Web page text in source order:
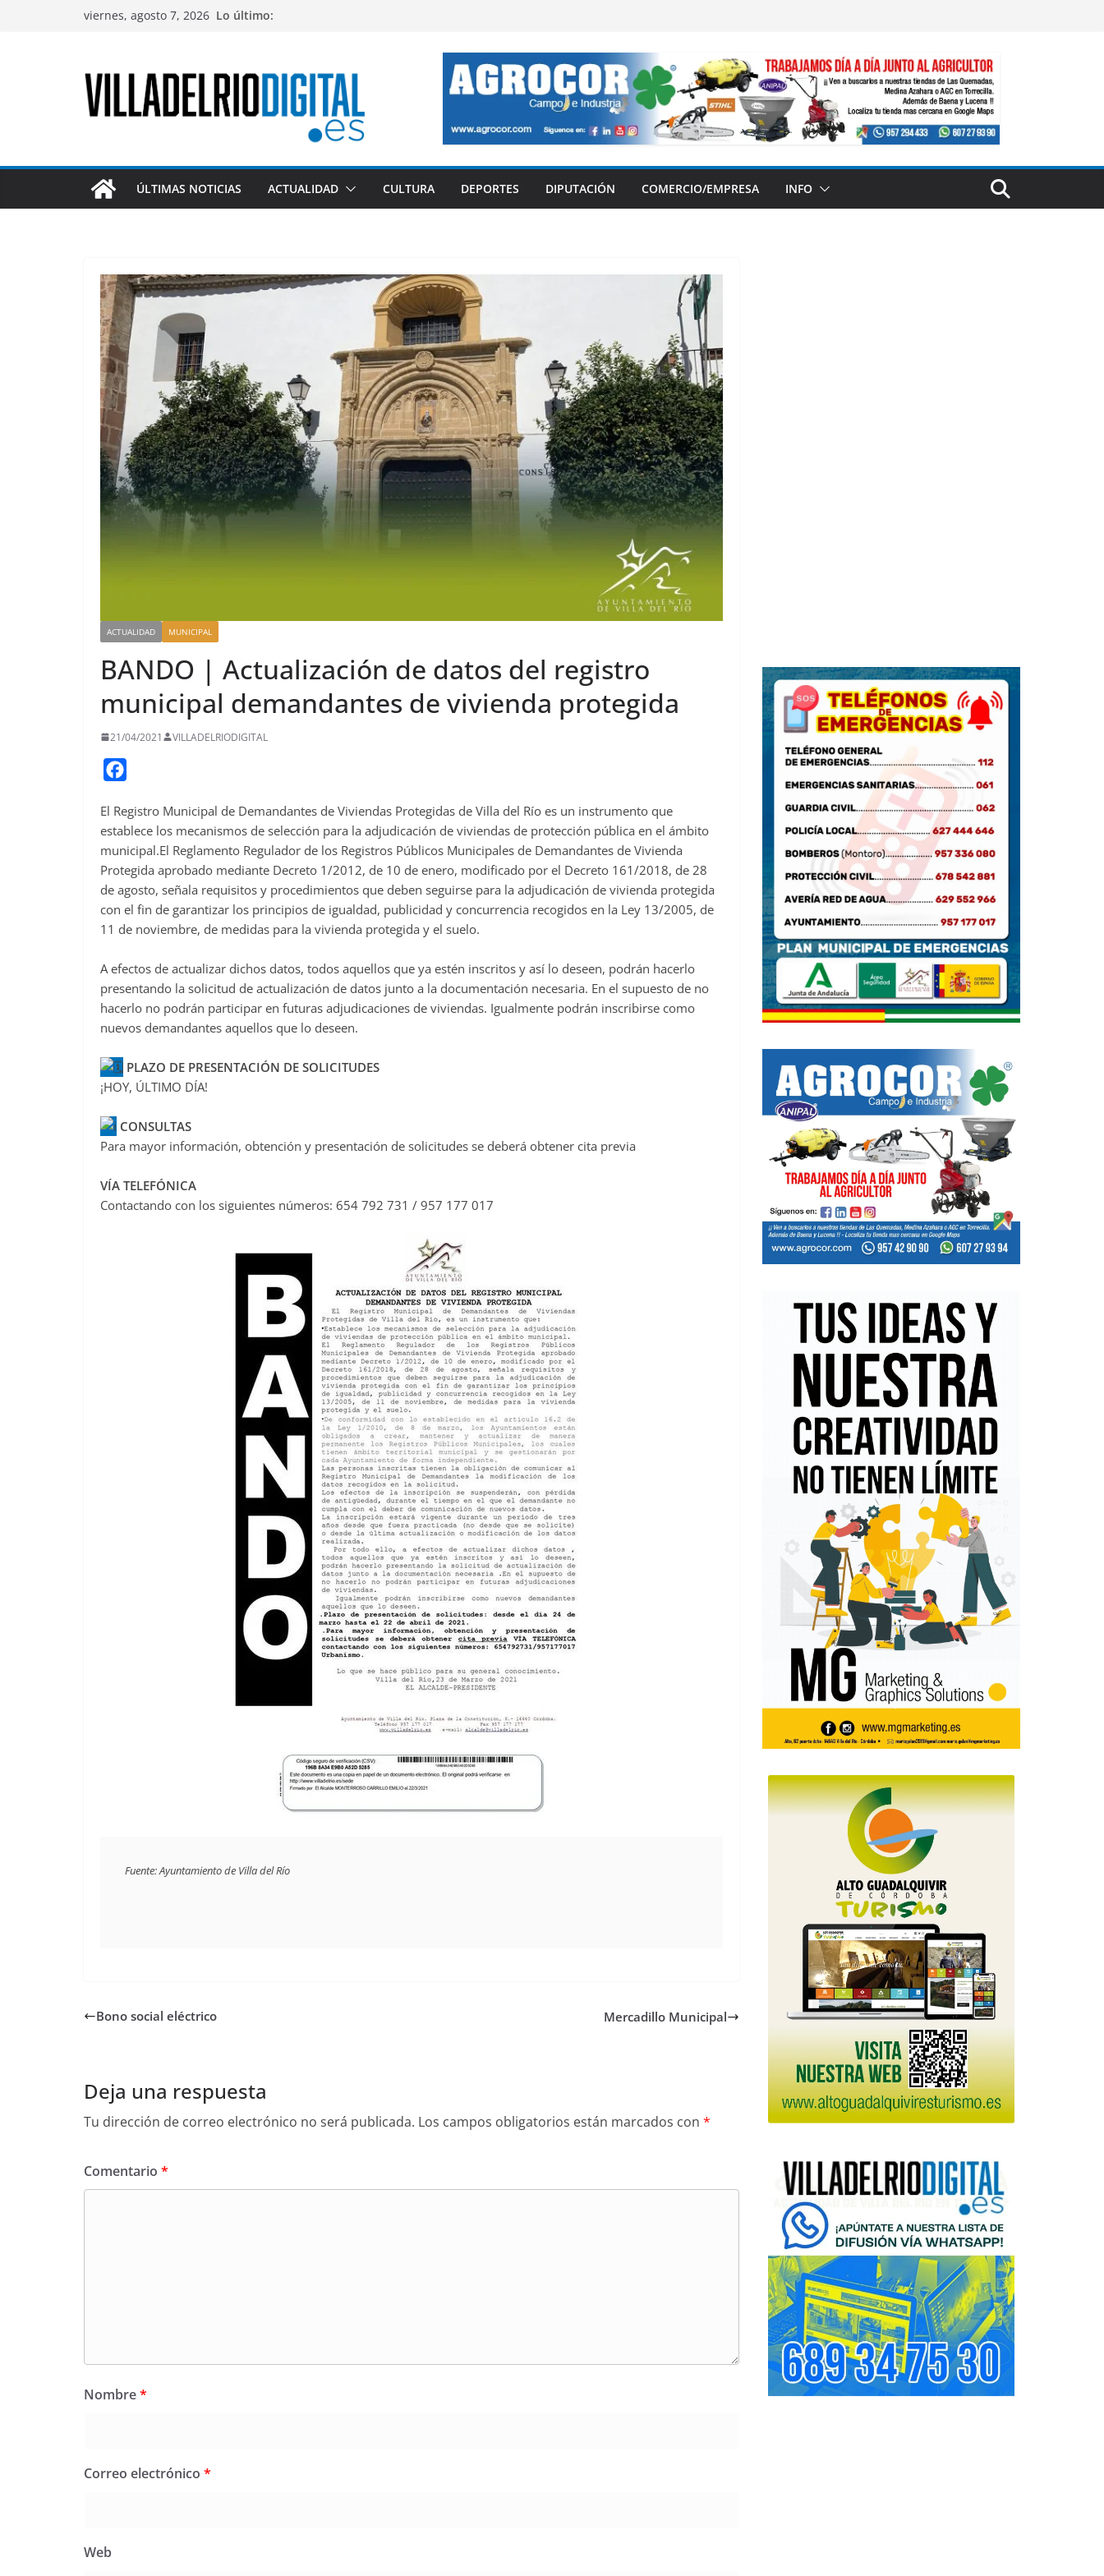
viernes, agosto 7, 2026 Lo último:
ÚLTIMAS NOTICIAS ACTUALIDAD CULTURA DEPORTES DIPUTACIÓN COMERCIO/EMPRESA INFO
ACTUALIDAD MUNICIPAL
BANDO | Actualización de datos del registro
municipal demandantes de vivienda protegida
21/04/2021 VILLADELRIODIGITAL
c
e
b
o
o
k
El Registro Municipal de Demandantes de Viviendas Protegidas de Villa del Río es un instrumento que
establece los mecanismos de selección para la adjudicación de viviendas de protección pública en el ámbito
municipal.El Reglamento Regulador de los Registros Públicos Municipales de Demandantes de Vivienda
Protegida aprobado mediante Decreto 1/2012, de 10 de enero, modificado por el Decreto 161/2018, de 28
de agosto, señala requisitos y procedimientos que deben seguirse para la adjudicación de vivienda protegida
con el fin de garantizar los principios de igualdad, publicidad y concurrencia recogidos en la Ley 13/2005, de
11 de noviembre, de medidas para la vivienda protegida y el suelo.
A efectos de actualizar dichos datos, todos aquellos que ya estén inscritos y así lo deseen, podrán hacerlo
presentando la solicitud de actualización de datos junto a la documentación necesaria. En el supuesto de no
hacerlo no podrán participar en futuras adjudicaciones de viviendas. Igualmente podrán inscribirse como
nuevos demandantes aquellos que lo deseen.
PLAZO DE PRESENTACIÓN DE SOLICITUDES
¡HOY, ÚLTIMO DÍA!
CONSULTAS
Para mayor información, obtención y presentación de solicitudes se deberá obtener cita previa
VÍA TELEFÓNICA
Contactando con los siguientes números: 654 792 731 / 957 177 017
Fuente: Ayuntamiento de Villa del Río
Bono social eléctrico Mercadillo Municipal
Deja una respuesta
Tu dirección de correo electrónico no será publicada. Los campos obligatorios están marcados con *
Comentario *
Nombre*
Correo electrónico *
Web